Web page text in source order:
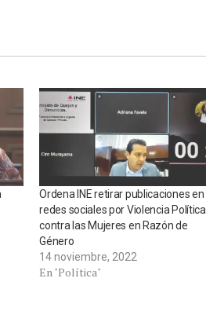
Ordena INE retirar publicaciones en
redes sociales por Violencia Política
contra las Mujeres en Razón de
Género
14 noviembre, 2022
En "Política"